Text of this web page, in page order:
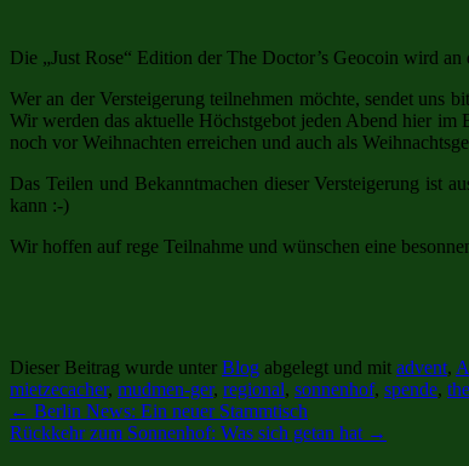
Die „Just Rose“ Edition der The Doctor’s Geocoin wird
Wer an der Versteigerung teilnehmen möchte, sendet uns
Wir werden das aktuelle Höchstgebot jeden Abend hier im
noch vor Weihnachten erreichen und auch als
Das Teilen und Bekanntmachen dieser Versteigerung ist
kann :-)
Wir hoffen auf rege Teilnahme und wünschen eine
Dieser Beitrag wurde unter Blog abgelegt und mit advent,
mietzecacher, mudmen-ger, regional, sonnenhof, spende,
← Berlin News: Ein neuer Stammtisch
Rückkehr zum Sonnenhof: Was sich getan hat →